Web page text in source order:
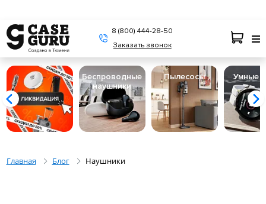
8 (800) 444-28-50
Заказать звонок
Беспроводные
наушники
Пылесосы Умные
Главная Блог Наушники